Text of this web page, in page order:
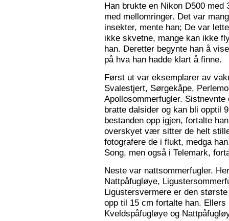
Han brukte en Nikon D500
med mellomringer. Det var
insekter, mente han; De var
ikke skvetne, mange kan ikke
han. Deretter begynte han å
på hva han hadde klart å finne.
Først ut var eksemplarer av
Svalestjert, Sørgekåpe,
Apollosommerfugler.
bratte dalsider og kan bli opptil
bestanden opp igjen, fortalte
overskyet vær sitter de helt
fotografere de i flukt, medga
Song, men også i Telemark,
Neste var nattsommerfugler.
Nattpåfugløye,
Ligustersvermere er den
opp til 15 cm fortalte han.
Kveldspåfugløye og